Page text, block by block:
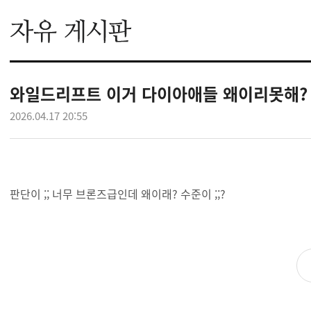
와일드리프트 이거 다이아애들 왜이리못해?
2026.04.17 20:55
판단이 ;; 너무 브론즈급인데 왜이래? 수준이 ;;?